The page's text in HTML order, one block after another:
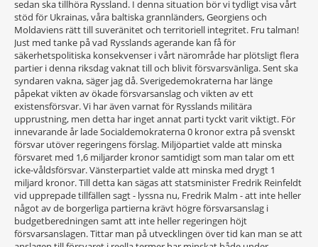
sedan ska tillhöra Ryssland. I denna situation bör vi tydligt visa vårt
stöd för Ukrainas, våra baltiska grannländers, Georgiens och
Moldaviens rätt till suveränitet och territoriell integritet. Fru talman!
Just med tanke på vad Rysslands agerande kan få för
säkerhetspolitiska konsekvenser i vårt närområde har plötsligt flera
partier i denna riksdag vaknat till och blivit försvarsvänliga. Sent ska
syndaren vakna, säger jag då. Sverigedemokraterna har länge
påpekat vikten av ökade försvarsanslag och vikten av ett
existensförsvar. Vi har även varnat för Rysslands militära
upprustning, men detta har inget annat parti tyckt varit viktigt. För
innevarande år lade Socialdemokraterna 0 kronor extra på svenskt
försvar utöver regeringens förslag. Miljöpartiet valde att minska
försvaret med 1,6 miljarder kronor samtidigt som man talar om ett
icke-våldsförsvar. Vänsterpartiet valde att minska med drygt 1
miljard kronor. Till detta kan sägas att statsminister Fredrik Reinfeldt
vid upprepade tillfällen sagt - lyssna nu, Fredrik Malm - att inte heller
något av de borgerliga partierna krävt högre försvarsanslag i
budgetberedningen samt att inte heller regeringen höjt
försvarsanslagen. Tittar man på utvecklingen över tid kan man se att